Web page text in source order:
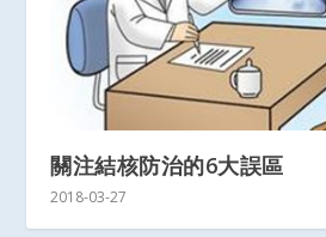
關注結核防治的6大誤區
2018-03-27